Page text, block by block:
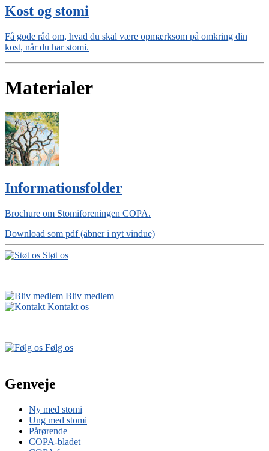
Kost og stomi
Få gode råd om, hvad du skal være opmærksom på omkring din
kost, når du har stomi.
Materialer
Informationsfolder
Brochure om Stomiforeningen COPA.
Download som pdf (åbner i nyt vindue)
Støt os
Bliv medlem
Kontakt os
Følg os
Genveje
Ny med stomi
Ung med stomi
Pårørende
COPA-bladet